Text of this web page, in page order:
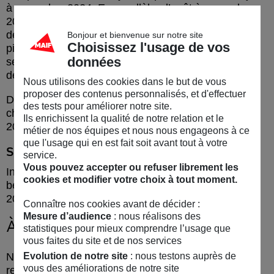
à novembre 2024. En parallèle, d’août à novembre
2024 des travaux d’ouverture des milieux ont ciblé
des actions de coupe de tamaris, de frêne, de joncs
piquants et de Séneçon en arbre sur plusieurs
secteurs. Les travaux sont réalisés par les équipes
des Ateliers et Chantiers d’Insertion de l’association.
De nouveaux aménagements hydrauliques et
chantiers d’ouverture des milieux sont prévus à l’été
2025 et 2026.
Suivi et analyse jusqu’en 2050
Intégré au programme Nature 2050, le projet
bénéficie d’un suivi par les experts du fonds Nature
2050 jusqu’en 2050.
À lireaussi
Notre partenaire le Fonds Nature 2050 a suivi la
restauration des premières parcelles des Marais du
Bonjour et bienvenue sur notre site
Choisissez l'usage de vos
données
Nous utilisons des cookies dans le but de vous
proposer des contenus personnalisés, et d'effectuer
des tests pour améliorer notre site.
Ils enrichissent la qualité de notre relation et le
métier de nos équipes et nous nous engageons à ce
que l'usage qui en est fait soit avant tout à votre
service.
Vous pouvez accepter ou refuser librement les
cookies et modifier votre choix à tout moment.
Connaître nos cookies avant de décider :
Mesure d’audience: nous réalisons des
statistiques pour mieux comprendre l’usage que
vous faites du site et de nos services
Evolution de notre site: nous testons auprès de
vous des améliorations de notre site